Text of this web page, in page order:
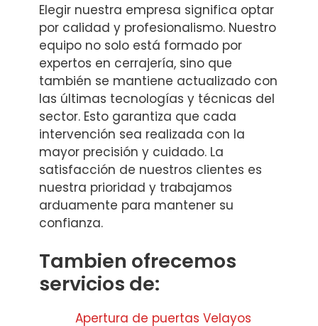
Elegir nuestra empresa significa optar
por calidad y profesionalismo. Nuestro
equipo no solo está formado por
expertos en cerrajería, sino que
también se mantiene actualizado con
las últimas tecnologías y técnicas del
sector. Esto garantiza que cada
intervención sea realizada con la
mayor precisión y cuidado. La
satisfacción de nuestros clientes es
nuestra prioridad y trabajamos
arduamente para mantener su
confianza.
Tambien ofrecemos
servicios de:
Apertura de puertas Velayos